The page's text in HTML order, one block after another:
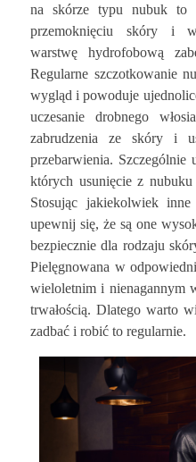
na skórze typu nubuk to
przemoknięciu skóry i
warstwę hydrofobową
Regularne szczotkowanie
wygląd i powoduje
uczesanie drobnego
zabrudzenia ze skóry i
przebarwienia. Szczególnie
których usunięcie z
Stosując jakiekolwiek
upewnij się, że są one
bezpiecznie dla rodzaju
Pielęgnowana w
wieloletnim i nienagannym
trwałością. Dlatego warto
zadbać i robić to regularnie.